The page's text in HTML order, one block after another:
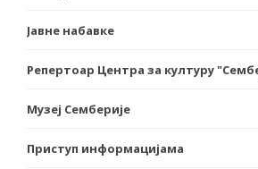
Јавне набавке
Репертоар Центра за културу
Музеј Семберије
Приступ информацијама